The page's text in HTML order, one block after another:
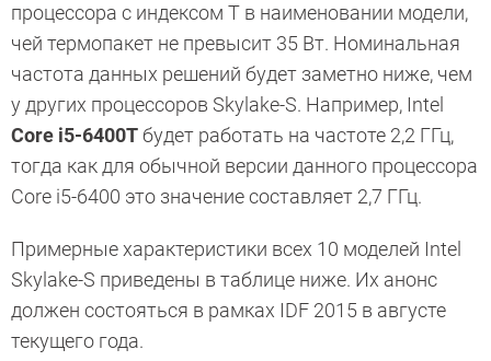
процессора с индексом T в наименовании модели,
чей термопакет не превысит 35 Вт. Номинальная
частота данных решений будет заметно ниже, чем
у других процессоров Skylake-S. Например, Intel
Core i5-6400Tбудет работать на частоте 2,2 ГГц,
тогда как для обычной версии данного процессора
Core i5-6400 это значение составляет 2,7 ГГц.
Примерные характеристики всех 10 моделей Intel
Skylake-S приведены в таблице ниже. Их анонс
должен состояться в рамках IDF 2015 в августе
текущего года.